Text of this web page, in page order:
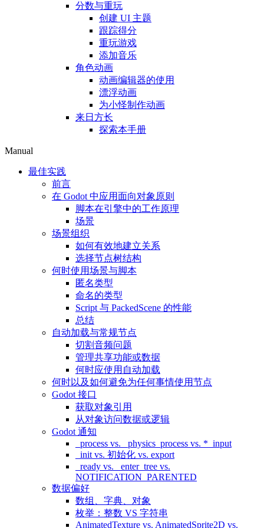
分数与重玩
创建 UI 主题
跟踪得分
重玩游戏
添加音乐
角色动画
动画编辑器的使用
漂浮动画
为小怪制作动画
来日方长
探索本手册
Manual
最佳实践
前言
在 Godot 中应用面向对象原则
脚本在引擎中的工作原理
场景
场景组织
如何有效地建立关系
选择节点树结构
何时使用场景与脚本
匿名类型
命名的类型
Script 与 PackedScene 的性能
总结
自动加载与常规节点
切割音频问题
管理共享功能或数据
何时应使用自动加载
何时以及如何避免为任何事情使用节点
Godot 接口
获取对象引用
从对象访问数据或逻辑
Godot 通知
_process vs. _physics_process vs. *_input
_init vs. 初始化 vs. export
_ready vs. _enter_tree vs.
NOTIFICATION_PARENTED
数据偏好
数组、字典、对象
枚举：整数 VS 字符串
AnimatedTexture vs. AnimatedSprite2D vs.